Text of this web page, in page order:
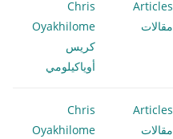
Articles
مقالات
Chris
Oyakhilome
كريس
أوياكيلومي
Articles
مقالات
Chris
Oyakhilome